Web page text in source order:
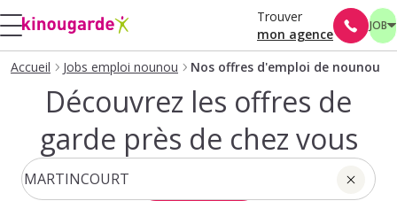
Trouver
mon agence
JOB
Accueil Jobs emploi nounou Nos offres d'emploi de nounou
Découvrez les offres de
garde près de chez vous